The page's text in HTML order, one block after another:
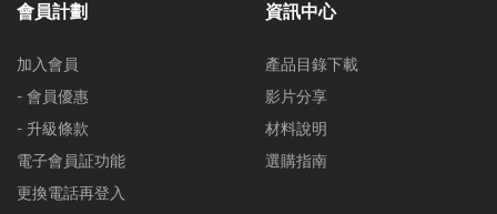
會員計劃
加入會員
- 會員優惠
- 升級條款
電子會員証功能
更換電話再登入
資訊中心
產品目錄下載
影片分享
材料說明
選購指南